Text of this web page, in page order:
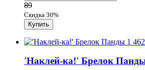
89
Скидка 30%
'Наклей-ка!' Брелок